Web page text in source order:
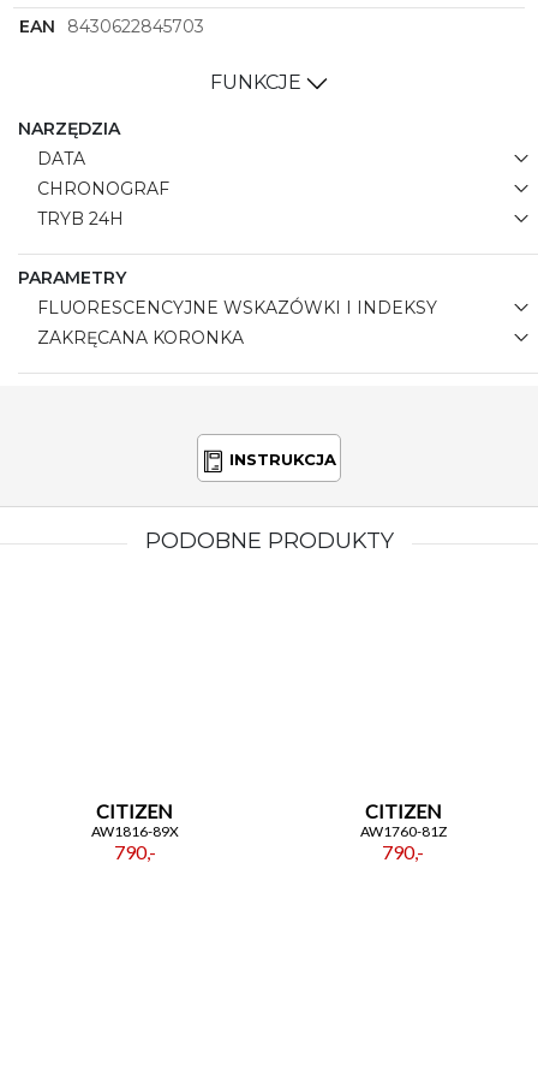
EAN
8430622845703
FUNKCJE
NARZĘDZIA
DATA
CHRONOGRAF
TRYB 24H
PARAMETRY
FLUORESCENCYJNE WSKAZÓWKI I INDEKSY
ZAKRĘCANA KORONKA
INSTRUKCJA
PODOBNE PRODUKTY
CITIZEN
AW1816-89X
790,-
CITIZEN
AW1760-81Z
790,-